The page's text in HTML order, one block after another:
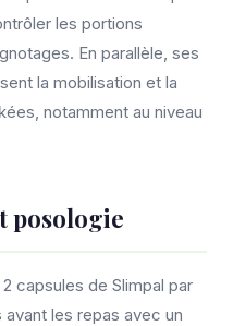
les portions
En parallèle, ses
la mobilisation et la
notamment au niveau
posologie
capsules de Slimpal par
les repas avec un